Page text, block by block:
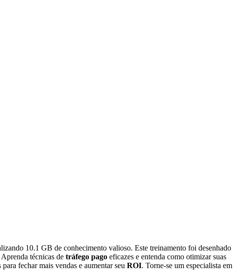
10.1 GB de conhecimento valioso. Este treinamento foi desenhado
técnicas de tráfego pago eficazes e entenda como otimizar suas
fechar mais vendas e aumentar seu ROI. Torne-se um especialista em